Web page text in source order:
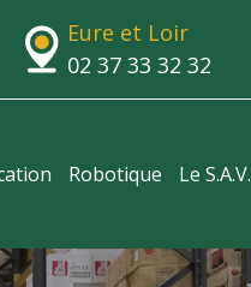
Eure et Loir
02 37 33 32 32
Robotique Le S.A.V.